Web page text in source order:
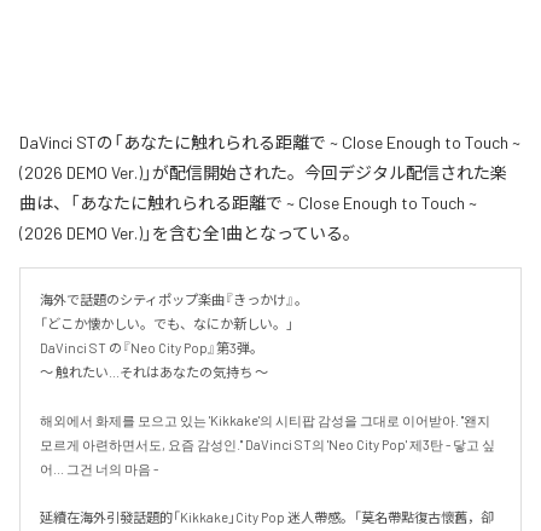
DaVinci STの「あなたに触れられる距離で ~ Close Enough to Touch ~
(2026 DEMO Ver.)」が配信開始された。今回デジタル配信された楽
曲は、「あなたに触れられる距離で ~ Close Enough to Touch ~
(2026 DEMO Ver.)」を含む全1曲となっている。
海外で話題のシティポップ楽曲『きっかけ』。
「どこか懐かしい。でも、なにか新しい。」
DaVinci ST の『Neo City Pop』第3弾。
〜 触れたい...それはあなたの気持ち 〜
해외에서 화제를 모으고 있는 'Kikkake'의 시티팝 감성을 그대로 이어받아. "왠지
모르게 아련하면서도, 요즘 감성인." DaVinci ST의 'Neo City Pop' 제3탄 - 닿고 싶
어... 그건 너의 마음 -
延續在海外引發話題的「Kikkake」City Pop 迷人帶感。「莫名帶點復古懷舊，卻